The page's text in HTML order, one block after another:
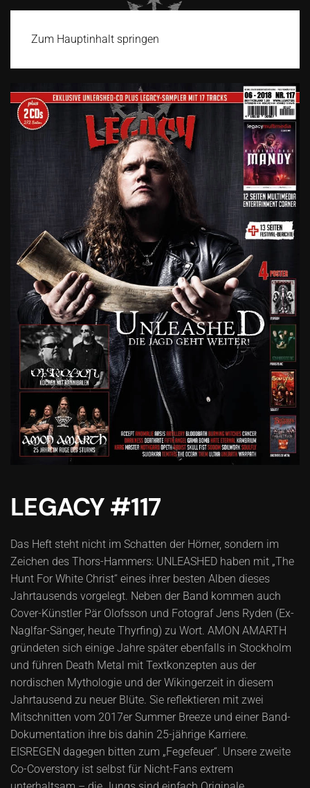
Zum Hauptinhalt springen
LEGACY #117
Das Heft steht nicht im Schatten der Hörner, sondern im
Zeichen des Thors-Hammers: UNLEASHED haben mit „The
Hunt For White Christ“ eines ihrer besten Alben dieses
Jahrtausends vorgelegt. Neben der Band kommen auch
Cover-Künstler Pär Olofsson und Fotograf Jens Ryden (Ex-
Naglfar-Sänger, heute Thyrfing) zu Wort. AMON AMARTH
gründeten sich einige Jahre später ebenfalls in Stockholm
und führen Death Metal mit Textkonzepten aus der
nordischen Mythologie und der Wikingerzeit in diesem
Jahrtausend zu neuer Blüte. Sie reflektieren mit zwei
Mitschnitten vom 2017er Summer Breeze und einer Band-
Dokumentation ihre bis dahin 25-jährige Karriere.
EISREGEN dagegen bitten zum „Fegefeuer“. Unsere zweite
Co-Coverstory ist selbst für Nicht-Fans extrem